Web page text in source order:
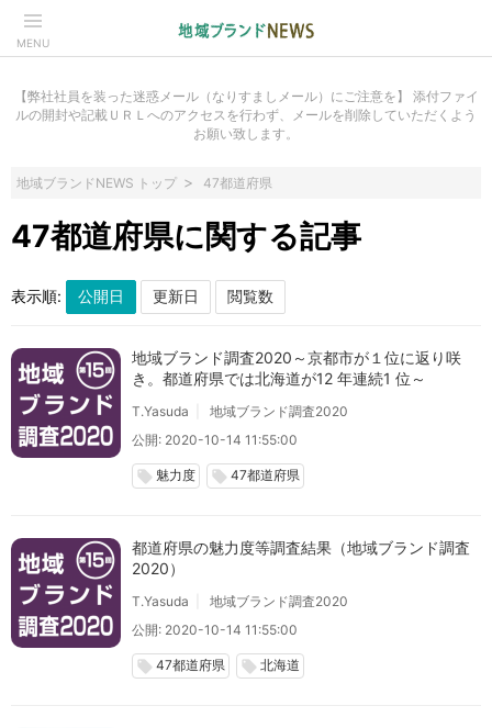
MENU
【弊社社員を装った迷惑メール（なりすましメール）にご注意を】 添付ファイ
ルの開封や記載ＵＲＬへのアクセスを行わず、メールを削除していただくよう
お願い致します。
地域ブランドNEWS トップ 47都道府県
47都道府県に関する記事
表示順:
地域ブランド調査2020～京都市が１位に返り咲
き。都道府県では北海道が12 年連続1 位～
T.Yasuda
地域ブランド調査2020
公開: 2020-10-14 11:55:00
local_offer 魅力度 local_offer 47都道府県
都道府県の魅力度等調査結果（地域ブランド調査
2020）
T.Yasuda
地域ブランド調査2020
公開: 2020-10-14 11:55:00
local_offer 47都道府県 local_offer 北海道